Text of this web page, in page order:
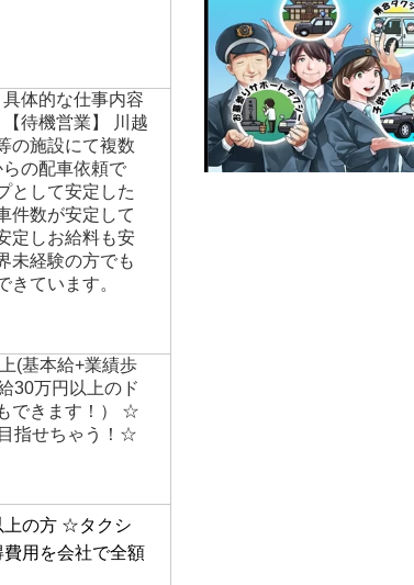
具体的な仕事内容
【待機営業】 川越
の施設にて複数
の配車依頼で
として安定した
件数が安定して
定しお給料も安
未経験の方でも
きています。
(基本給+業績歩
30万円以上のド
できます！） ☆
指せちゃう！☆
上の方 ☆タクシ
用を会社で全額